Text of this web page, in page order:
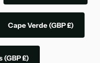
Cape Verde (GBP £)
(GBP £)